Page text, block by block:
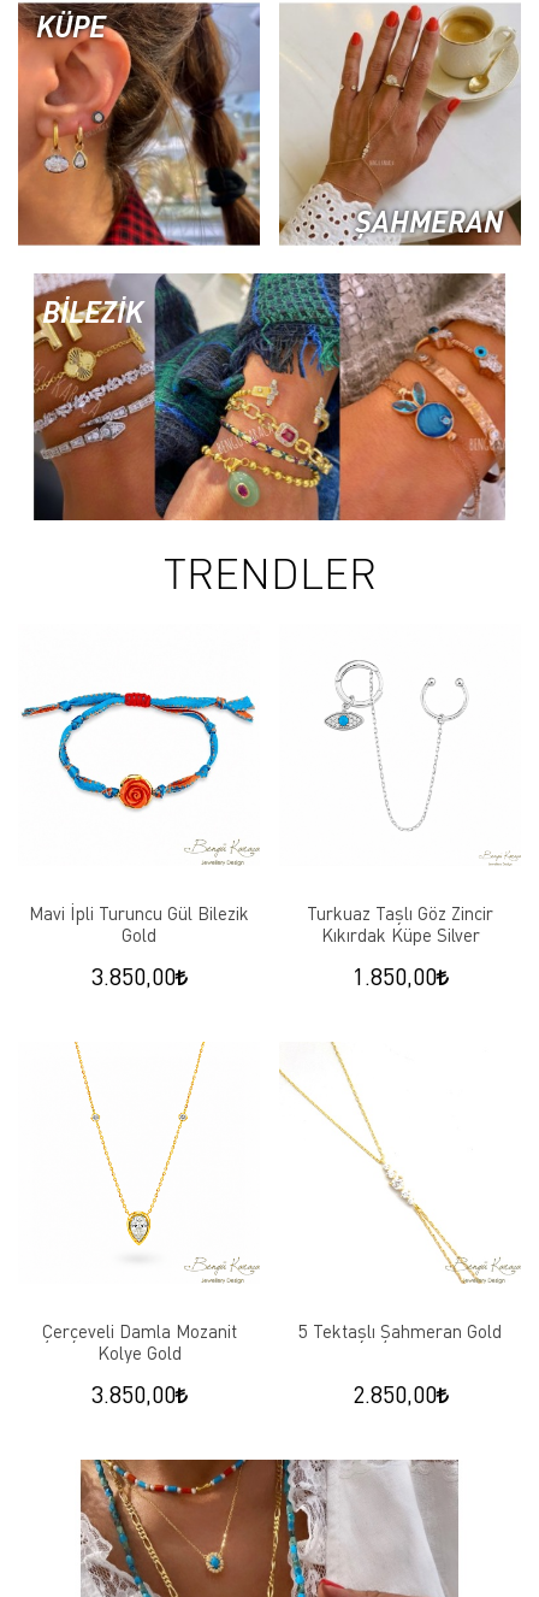
KÜPE
ŞAHMERAN
BİLEZİK
TRENDLER
Mavi İpli Turuncu Gül Bilezik
Gold
3.850,00
Turkuaz Taşlı Göz Zincir
Kıkırdak Küpe Silver
1.850,00
Çerçeveli Damla Mozanit
Kolye Gold
3.850,00
5 Tektaşlı Şahmeran Gold
2.850,00